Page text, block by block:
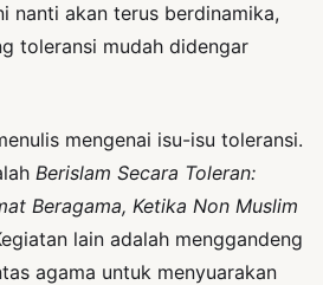
nanti akan terus berdinamika,
toleransi mudah didengar
mengenai isu-isu toleransi.
Berislam Secara Toleran:
Beragama, Ketika Non Muslim
lain adalah menggandeng
agama untuk menyuarakan